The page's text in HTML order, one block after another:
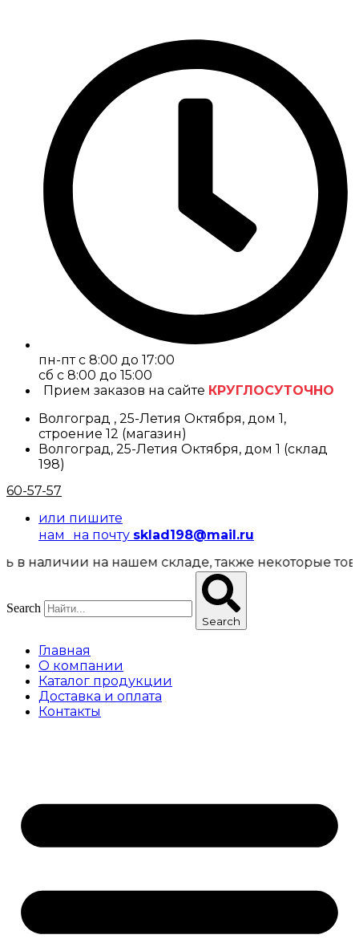
пн-пт с 8:00 до 17:00
cб с 8:00 до 15:00
Прием заказов на сайте КРУГЛОСУТОЧНО
Волгоград , 25-Летия Октября, дом 1,
строение 12 (магазин)
Волгоград, 25-Летия Октября, дом 1 (склад
198)
60-57-57
или пишите
нам на почту sklad198@mail.ru
на нашем складе, также некоторые
Search
Search
Главная
О компании
Каталог продукции
Доставка и оплата
Контакты